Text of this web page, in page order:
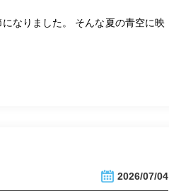
なりました。 そんな夏の青空に映
2026/07/04